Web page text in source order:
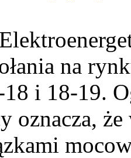
na
i 18-19.
oznacza,